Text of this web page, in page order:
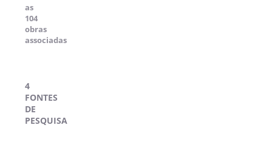
as
104
obras
associadas
4
FONTES
DE
PESQUISA